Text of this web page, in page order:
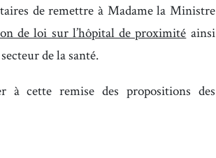
de remettre à Madame la Ministre
de loi sur l’hôpital de proximité ainsi
de la santé.
cette remise des propositions des